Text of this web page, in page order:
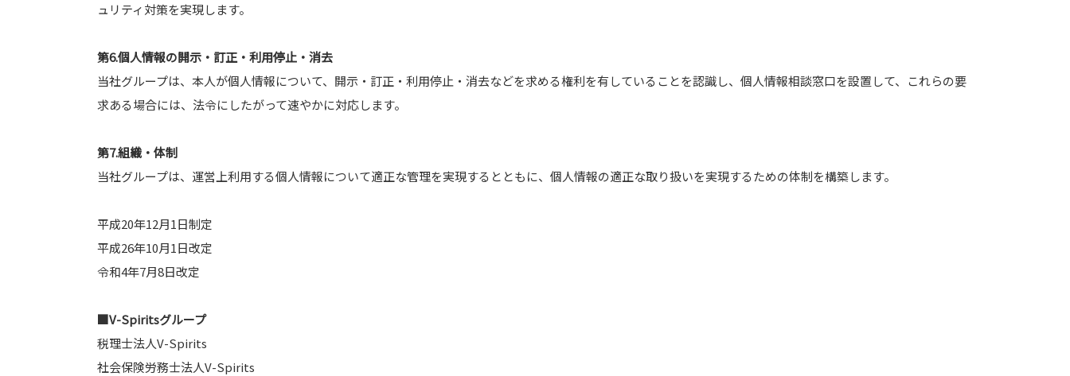
ュリティ対策を実現します。
第6.個人情報の開示・訂正・利用停止・消去
当社グループは、本人が個人情報について、開示・訂正・利用停止・消去などを求める権利を有していることを認識し、個人情報相談窓口を設置して、これらの要
求ある場合には、法令にしたがって速やかに対応します。
第7.組織・体制
当社グループは、運営上利用する個人情報について適正な管理を実現するとともに、個人情報の適正な取り扱いを実現するための体制を構築します。
平成20年12月1日制定
平成26年10月1日改定
令和4年7月8日改定
■V-Spiritsグループ
税理士法人V-Spirits
社会保険労務士法人V-Spirits